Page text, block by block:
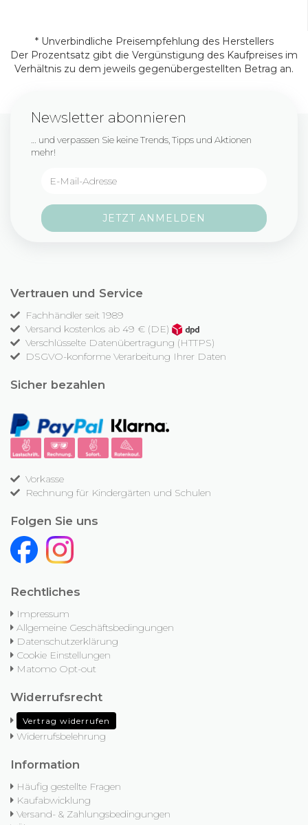
* Unverbindliche Preisempfehlung des Herstellers
Der Prozentsatz gibt die Vergünstigung des Kaufpreises im
Verhältnis zu dem jeweils gegenübergestellten Betrag an.
Newsletter abonnieren
… und verpassen Sie keine Trends, Tipps und Aktionen
mehr!
Vertrauen und Service
Fachhändler seit 1989
Versand kostenlos ab 49 € (DE)
Verschlüsselte Datenübertragung (HTTPS)
DSGVO-konforme Verarbeitung Ihrer Daten
Sicher bezahlen
Vorkasse
Rechnung für Kindergärten und Schulen
Folgen Sie uns
Rechtliches
Impressum
Allgemeine Geschäftsbedingungen
Datenschutzerklärung
Cookie Einstellungen
Matomo Opt-out
Widerrufsrecht
Vertrag widerrufen
Widerrufsbelehrung
Information
Häufig gestellte Fragen
Kaufabwicklung
Versand- & Zahlungsbedingungen